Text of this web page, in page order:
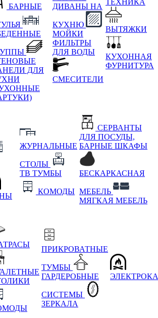
БАРНЫЕ
ДЛЯ
ДИВАНЫ НА
КУХНЮ
МОЙКИ
ФИЛЬТРЫ
ДЛЯ ВОДЫ
СМЕСИТЕЛИ
ТЕХНИКА
ВЫТЯЖКИ
КУХОННАЯ
ФУРНИТУРА
ЖУРНАЛЬНЫЕ
СТОЛЫ
ТВ ТУМБЫ
КОМОДЫ
СЕРВАНТЫ
ДЛЯ ПОСУДЫ,
БАРНЫЕ ШКАФЫ
БЕСКАРКАСНАЯ
МЕБЕЛЬ
МЯГКАЯ МЕБЕЛЬ
ПРИКРОВАТНЫЕ
ТУМБЫ
ГАРДЕРОБНЫЕ
СИСТЕМЫ
ЗЕРКАЛА